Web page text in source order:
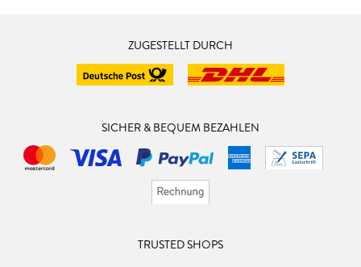
ZUGESTELLT DURCH
SICHER & BEQUEM BEZAHLEN
TRUSTED SHOPS